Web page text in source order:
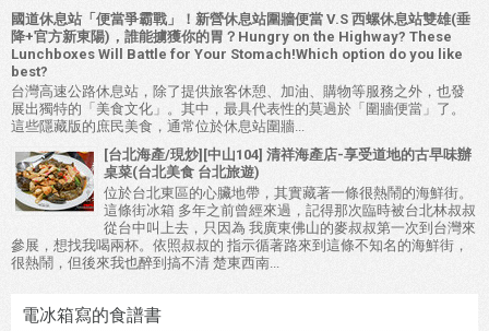
國道休息站「便當爭霸戰」！新營休息站圍牆便當 V.S 西螺休息站雙雄(垂
降+官方新東陽)，誰能擄獲你的胃？Hungry on the Highway? These
Lunchboxes Will Battle for Your Stomach!Which option do you like
best?
台灣高速公路休息站，除了提供旅客休憩、加油、購物等服務之外，也發
展出獨特的「美食文化」。其中，最具代表性的莫過於「圍牆便當」了。
這些隱藏版的庶民美食，通常位於休息站圍牆...
[台北海產/現炒][中山104] 清祥海產店-享受道地的古早味辦
桌菜(台北美食 台北旅遊)
位於台北東區的心臟地帶，其實藏著一條很熱鬧的海鮮街。
這條街冰箱 多年之前曾經來過，記得那次臨時被台北林叔叔
從台中叫上去，只因為 我廣東佛山的麥叔叔第一次到台灣來
參展，想找我喝兩杯。依照叔叔的 指示循著路來到這條不知名的海鮮街，
很熱鬧，但後來我也醉到搞不清 楚東西南...
電冰箱寫的食譜書